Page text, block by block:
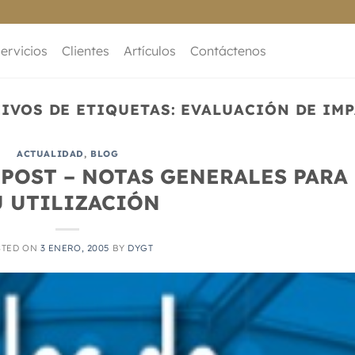
Clientes Artículos Contáctenos
DE ETIQUETAS: EVALUACIÓN DE
ACTUALIDAD, BLOG
– NOTAS GENERALES PARA
UTILIZACIÓN
ON 3 ENERO, 2005 BY DYGT